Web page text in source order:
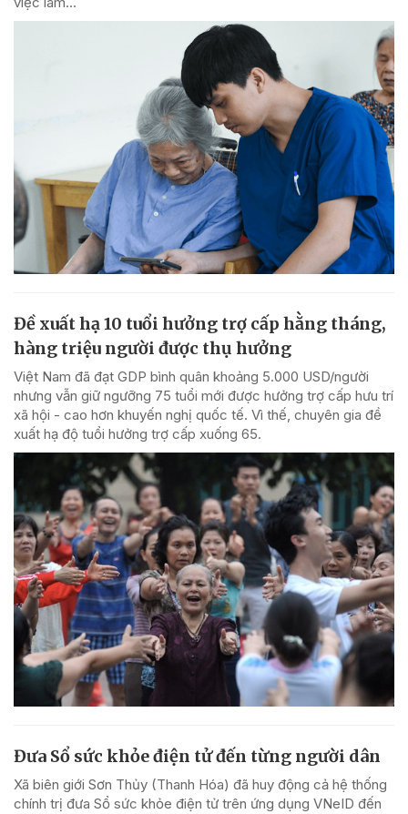
Đề xuất hạ 10 tuổi hưởng trợ cấp hằng tháng,
hàng triệu người được thụ hưởng
Việt Nam đã đạt GDP bình quân khoảng 5.000 USD/người
nhưng vẫn giữ ngưỡng 75 tuổi mới được hưởng trợ cấp hưu trí
xã hội - cao hơn khuyến nghị quốc tế. Vì thế, chuyên gia đề
xuất hạ độ tuổi hưởng trợ cấp xuống 65.
Đưa Sổ sức khỏe điện tử đến từng người dân
Xã biên giới Sơn Thủy (Thanh Hóa) đã huy động cả hệ thống
chính trị đưa Sổ sức khỏe điện tử trên ứng dụng VNeID đến